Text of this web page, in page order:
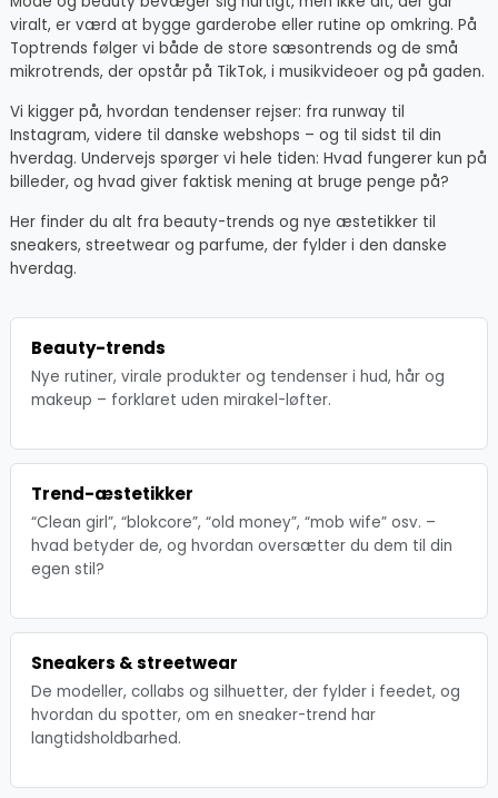
viralt, er værd at bygge garderobe eller rutine op omkring. På
Toptrends følger vi både de store sæsontrends og de små
mikrotrends, der opstår på TikTok, i musikvideoer og på gaden.
Vi kigger på, hvordan tendenser rejser: fra runway til
Instagram, videre til danske webshops – og til sidst til din
hverdag. Undervejs spørger vi hele tiden: Hvad fungerer kun på
billeder, og hvad giver faktisk mening at bruge penge på?
Her finder du alt fra beauty-trends og nye æstetikker til
sneakers, streetwear og parfume, der fylder i den danske
hverdag.
Beauty-trends
Nye rutiner, virale produkter og tendenser i hud, hår og
makeup – forklaret uden mirakel-løfter.
Trend-æstetikker
“Clean girl”, “blokcore”, “old money”, “mob wife” osv. –
hvad betyder de, og hvordan oversætter du dem til din
egen stil?
Sneakers & streetwear
De modeller, collabs og silhuetter, der fylder i feedet, og
hvordan du spotter, om en sneaker-trend har
langtidsholdbarhed.